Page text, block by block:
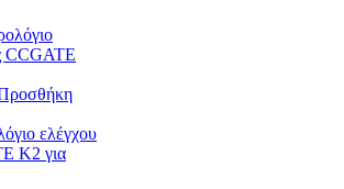
ελέγχου
K2 για